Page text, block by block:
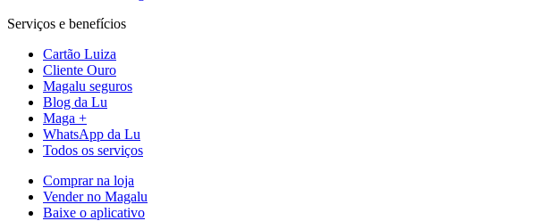
Serviços e benefícios
Cartão Luiza
Cliente Ouro
Magalu seguros
Blog da Lu
Maga +
WhatsApp da Lu
Todos os serviços
Comprar na loja
Vender no Magalu
Baixe o aplicativo